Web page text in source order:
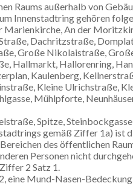
Raums außerhalb von
Innenstadtring gehören
An der
Dachritzstraße,
Große Nikolaistraße,
Hallmarkt, Hallorenring,
Kaulenberg,
Kleine Ulrichstraße,
Mühlpforte,
Spitze,
gemäß Ziffer 1a) ist
des öffentlichen
Personen nicht
2 Satz 1.
eine Mund-Nasen-